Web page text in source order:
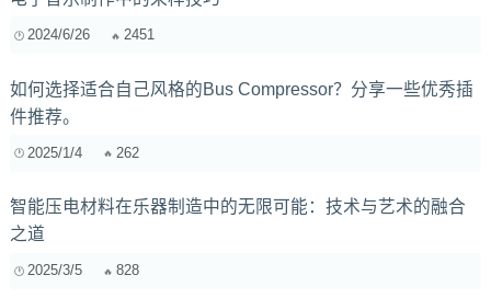
2024/6/26 2451
如何选择适合自己风格的Bus Compressor？分享一些优秀插
件推荐。
2025/1/4 262
智能压电材料在乐器制造中的无限可能：技术与艺术的融合
之道
2025/3/5 828